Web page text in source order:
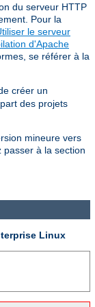
du serveur HTTP
Pour la
le serveur
d'Apache
se référer à la
créer un
des projets
mineure vers
passer à la section
Linux